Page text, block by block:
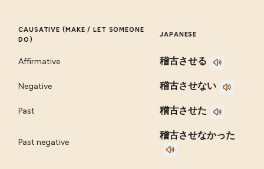
CAUSATIVE (MAKE / LET SOMEONE
DO)
JAPANESE
Affirmative 稽古させる
Negative 稽古させない
Past 稽古させた
Past negative
稽古させなかった